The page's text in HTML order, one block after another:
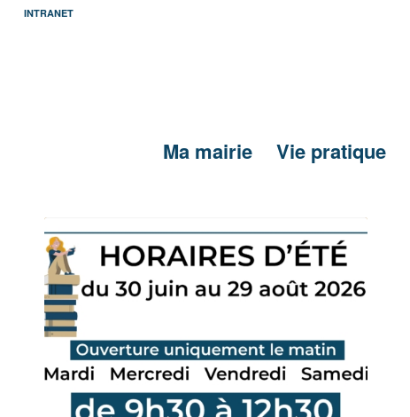
INTRANET
Ma mairie Vie pratique